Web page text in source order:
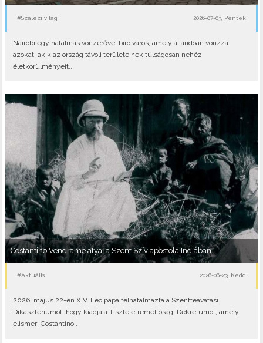
#Szalézi világ 2026-07-03, Péntek
Nairobi egy hatalmas vonzerővel bíró város, amely állandóan vonzza
azokat, akik az ország távoli területeinek túlságosan nehéz
életkörülményeit..
Costantino Vendrame atya, a Szent Szív apostola Indiában
#Aktuális 2026-06-23, Kedd
2026. május 22-én XIV. Leó pápa felhatalmazta a Szenttéavatási
Dikasztériumot, hogy kiadja a Tiszteletreméltósági Dekrétumot, amely
elismeri Costantino..